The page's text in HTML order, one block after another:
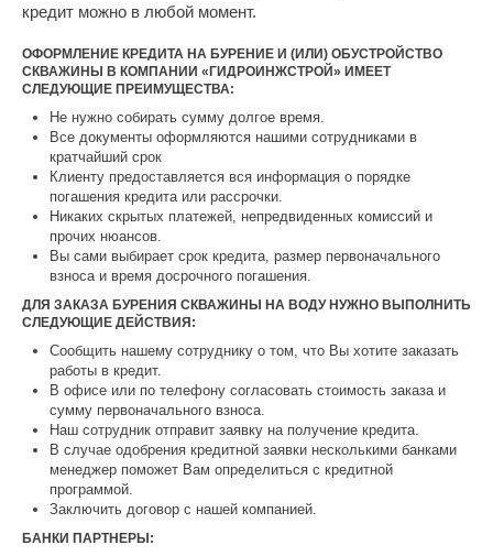
кредит можно в любой момент.
ОФОРМЛЕНИЕ КРЕДИТА НА БУРЕНИЕ И (ИЛИ) ОБУСТРОЙСТВО
СКВАЖИНЫ В КОМПАНИИ «ГИДРОИНЖСТРОЙ» ИМЕЕТ
СЛЕДУЮЩИЕ ПРЕИМУЩЕСТВА:
Не нужно собирать сумму долгое время.
Все документы оформляются нашими сотрудниками в
кратчайший срок
Клиенту предоставляется вся информация о порядке
погашения кредита или рассрочки.
Никаких скрытых платежей, непредвиденных комиссий и
прочих нюансов.
Вы сами выбирает срок кредита, размер первоначального
взноса и время досрочного погашения.
ДЛЯ ЗАКАЗА БУРЕНИЯ СКВАЖИНЫ НА ВОДУ НУЖНО ВЫПОЛНИТЬ
СЛЕДУЮЩИЕ ДЕЙСТВИЯ:
Сообщить нашему сотруднику о том, что Вы хотите заказать
работы в кредит.
В офисе или по телефону согласовать стоимость заказа и
сумму первоначального взноса.
Наш сотрудник отправит заявку на получение кредита.
В случае одобрения кредитной заявки несколькими банками
менеджер поможет Вам определиться с кредитной
программой.
Заключить договор с нашей компанией.
БАНКИ ПАРТНЕРЫ: